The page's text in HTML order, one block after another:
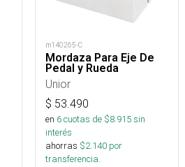
m140265-C
Mordaza Para Eje De
Pedal y Rueda
Unior
$ 53.490
en 6cuotas de $8.915sin
interés
ahorras $2.140 por
transferencia.